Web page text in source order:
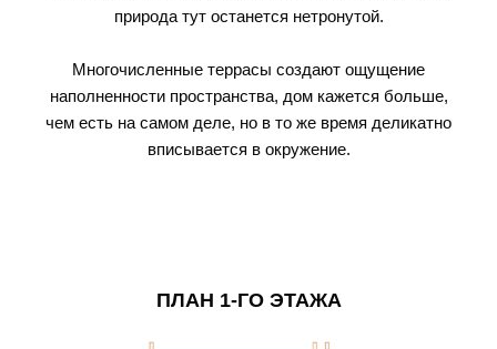
природа тут останется нетронутой.
Многочисленные террасы создают ощущение
наполненности пространства, дом кажется больше,
чем есть на самом деле, но в то же время деликатно
вписывается в окружение.
ПЛАН 1-ГО ЭТАЖА